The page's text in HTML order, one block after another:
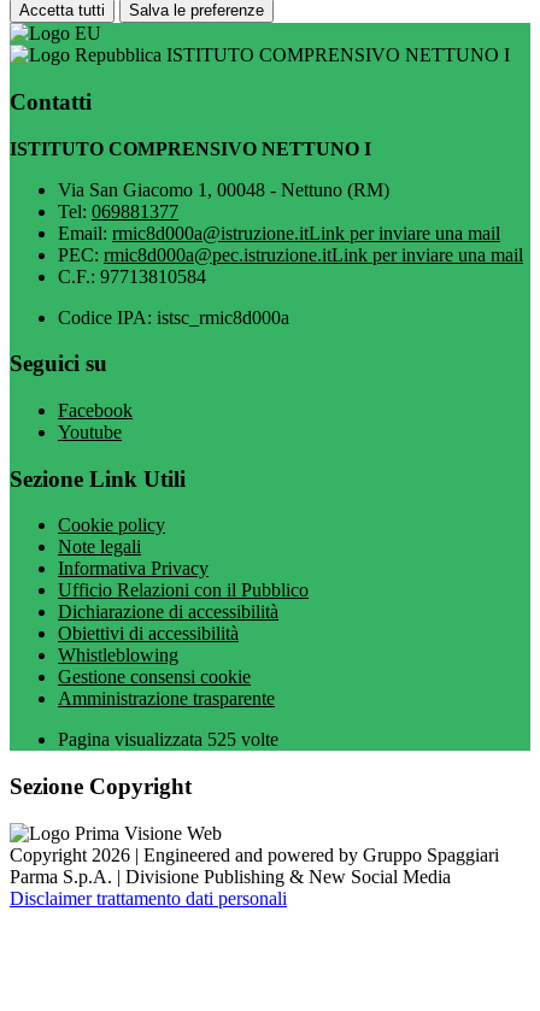
Accetta tutti Salva le preferenze
ISTITUTO COMPRENSIVO NETTUNO I
Contatti
ISTITUTO COMPRENSIVO NETTUNO I
Via San Giacomo 1, 00048 - Nettuno (RM)
Tel: 069881377
Email: rmic8d000a@istruzione.itLink per inviare una mail
PEC: rmic8d000a@pec.istruzione.itLink per inviare una mail
C.F.: 97713810584
Codice IPA: istsc_rmic8d000a
Seguici su
Facebook
Youtube
Sezione Link Utili
Cookie policy
Note legali
Informativa Privacy
Ufficio Relazioni con il Pubblico
Dichiarazione di accessibilità
Obiettivi di accessibilità
Whistleblowing
Gestione consensi cookie
Amministrazione trasparente
Pagina visualizzata 525 volte
Sezione Copyright
Copyright 2026 | Engineered and powered by Gruppo Spaggiari
Parma S.p.A. | Divisione Publishing & New Social Media
Disclaimer trattamento dati personali